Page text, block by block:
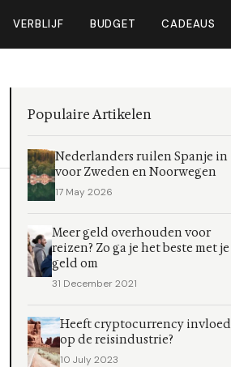
VERBLIJF BUDGET CADEAUS
Populaire Artikelen
Nederlanders ruilen Spanje in
voor Zweden en Noorwegen
17 May 2026
Meer geld overhouden voor
reizen? Zo ga je het beste met je
geld om
31 December 2021
Heeft cryptocurrency invloed
op de reisindustrie?
10 July 2023